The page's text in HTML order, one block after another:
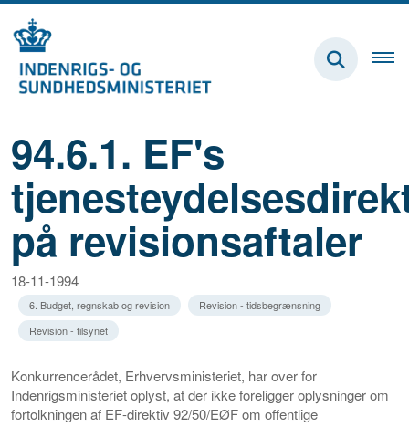
94.6.1. EF's
på revisionsaftaler
18-11-1994
6. Budget, regnskab og revision
Revision - tidsbegrænsning
Revision - tilsynet
Konkurrencerådet, Erhvervsministeriet, har over for
Indenrigsministeriet oplyst, at der ikke foreligger oplysninger om
fortolkningen af EF-direktiv 92/50/EØF om offentlige